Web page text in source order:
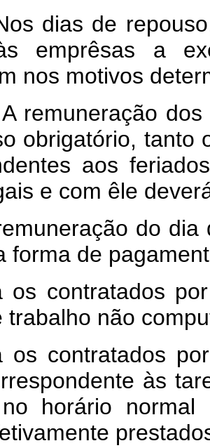
dias de
emprêsas a
nos motivos
remuneração
obrigatório, tanto
aos
e com êle
do
forma de
os contratados
trabalho não
os contratados
às
horário